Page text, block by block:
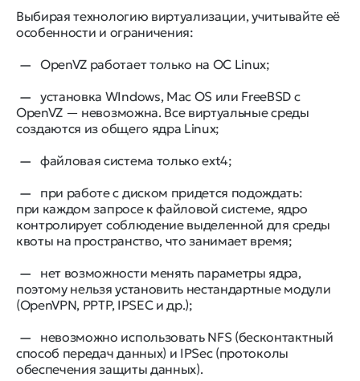
Выбирая технологию виртуализации, учитывайте её
особенности и ограничения:
OpenVZ работает только на ОС Linux;
установка WIndows, Mac OS или FreeBSD c
OpenVZ — невозможна. Все виртуальные среды
создаются из общего ядра Linux;
файловая система только ext4;
при работе с диском придется подождать:
при каждом запросе к файловой системе, ядро
контролирует соблюдение выделенной для среды
квоты на пространство, что занимает время;
нет возможности менять параметры ядра,
поэтому нельзя установить нестандартные модули
(OpenVPN, PPTP, IPSEC и др.);
невозможно использовать NFS (бесконтактный
способ передач данных) и IPSec (протоколы
обеспечения защиты данных).